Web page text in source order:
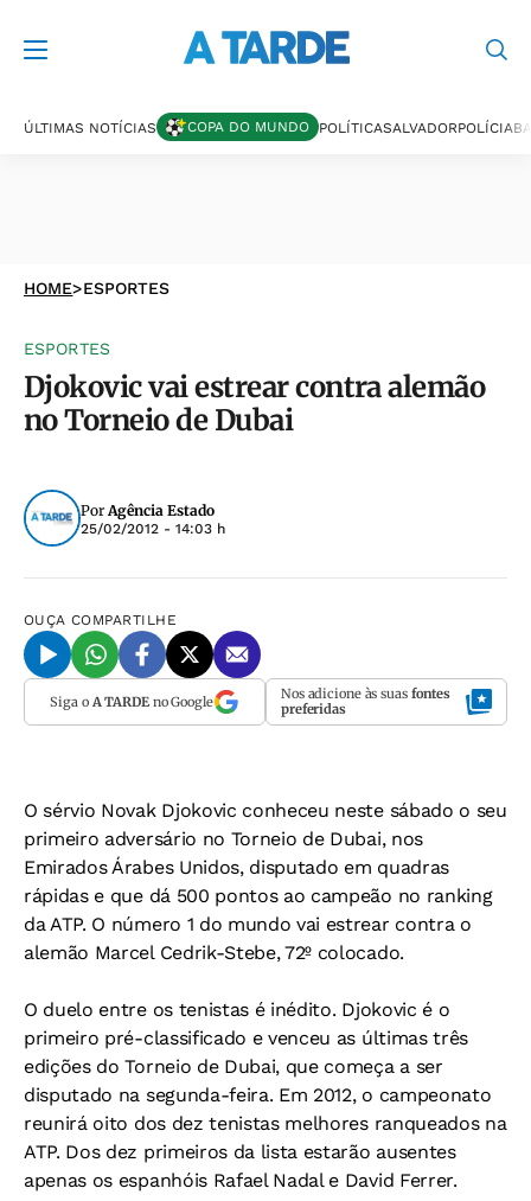
ÚLTIMAS NOTÍCIAS COPA DO MUNDO POLÍTICASALVADORPOLÍCIA
HOME>ESPORTES
ESPORTES
Djokovic vai estrear contra alemão
no Torneio de Dubai
PorAgência Estado
25/02/2012 - 14:03 h
OUÇA COMPARTILHE
Siga o A TARDEno Google Nos adicione às suas fontes
preferidas
O sérvio Novak Djokovic conheceu neste sábado o seu
primeiro adversário no Torneio de Dubai, nos
Emirados Árabes Unidos, disputado em quadras
rápidas e que dá 500 pontos ao campeão no ranking
da ATP. O número 1 do mundo vai estrear contra o
alemão Marcel Cedrik-Stebe, 72º colocado.
O duelo entre os tenistas é inédito. Djokovic é o
primeiro pré-classificado e venceu as últimas três
edições do Torneio de Dubai, que começa a ser
disputado na segunda-feira. Em 2012, o campeonato
reunirá oito dos dez tenistas melhores ranqueados na
ATP. Dos dez primeiros da lista estarão ausentes
apenas os espanhóis Rafael Nadal e David Ferrer.